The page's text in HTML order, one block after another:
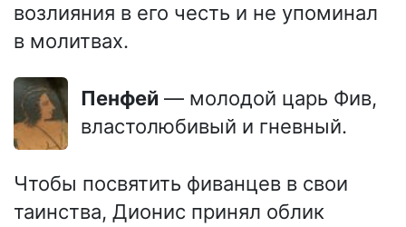
возлияния в его честь и не упоминал
в молитвах.
Пенфей — молодой царь Фив,
властолюбивый и гневный.
Чтобы посвятить фиванцев в свои
таинства, Дионис принял облик